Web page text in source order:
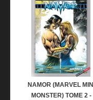
NAMOR (MARVEL MINI
MONSTER) TOME 2 -